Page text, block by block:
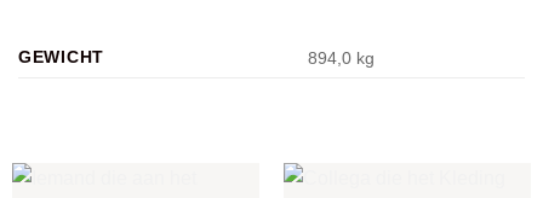
GEWICHT 894,0 kg